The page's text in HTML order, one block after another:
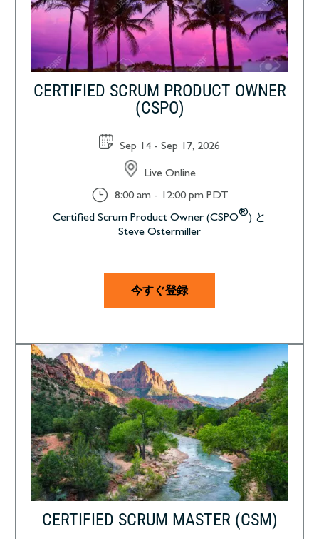
CERTIFIED SCRUM PRODUCT OWNER
(CSPO)
Sep 14 - Sep 17, 2026
Live Online
}
8:00 am - 12:00 pm PDT
Certified Scrum Product Owner (CSPO®) と
Steve Ostermiller
今すぐ登録
CERTIFIED SCRUM MASTER (CSM)